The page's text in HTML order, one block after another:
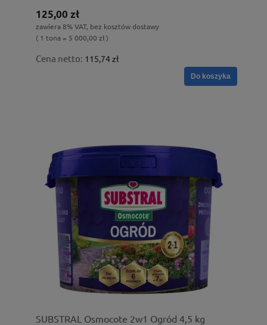
125,00 zł
zawiera 8% VAT, bez kosztów dostawy
( 1 tona = 5 000,00 zł )
Cena netto: 115,74 zł
Do koszyka
SUBSTRAL Osmocote 2w1 Ogród 4,5 kg